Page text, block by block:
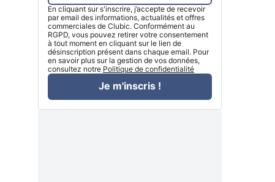
En cliquant sur s'inscrire, j’accepte de recevoir
par email des informations, actualités et offres
commerciales de Clubic. Conformément au
RGPD, vous pouvez retirer votre consentement
à tout moment en cliquant sur le lien de
désinscription présent dans chaque email. Pour
en savoir plus sur la gestion de vos données,
consultez notre Politique de confidentialité
Je m'inscris !